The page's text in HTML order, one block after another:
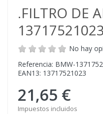
.FILTRO DE
13717521023
No hay
Referencia: BMW-
EAN13: 13717521023
21,65 €
Impuestos incluidos